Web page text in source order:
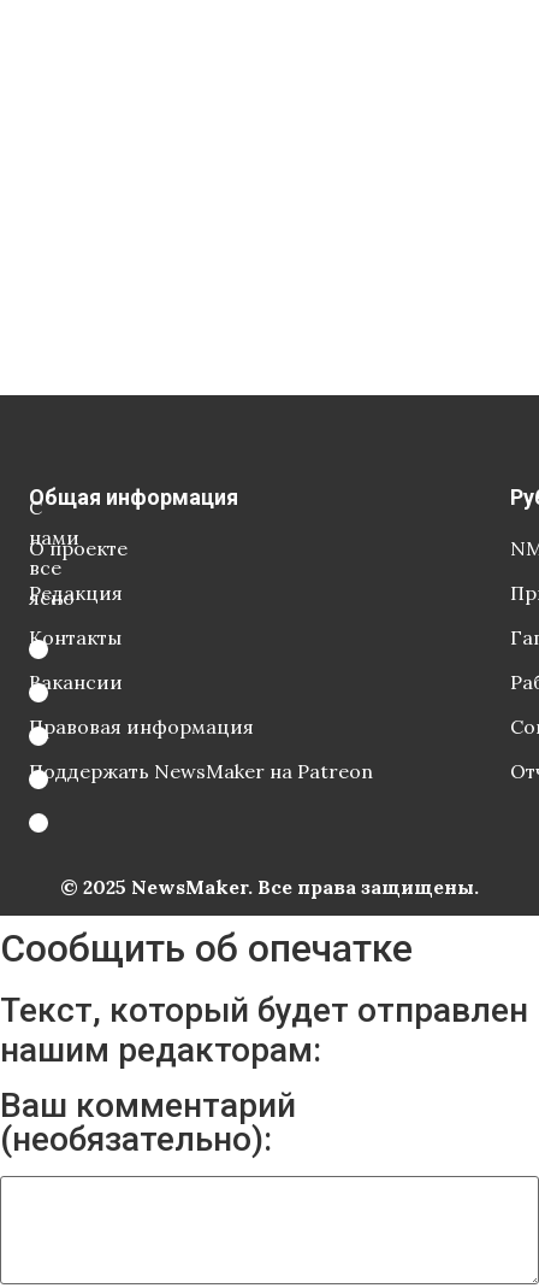
С
нами
все
ясно
Общая информация
О проекте
Редакция
Контакты
Вакансии
Правовая информация
Поддержать NewsMaker на Patreon
© 2025 NewsMaker. Все права защищены.
Сообщить об опечатке
Текст, который будет отправлен
нашим редакторам:
Ваш комментарий
(необязательно):